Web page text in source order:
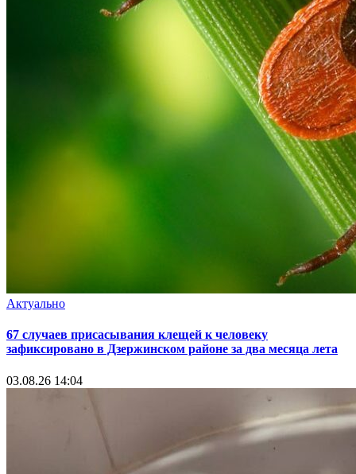
Актуально
67 случаев присасывания клещей к человеку
зафиксировано в Дзержинском районе за два месяца лета
03.08.26 14:04